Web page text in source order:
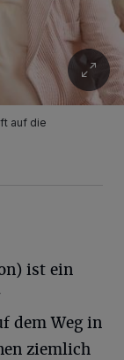
auf die
ist ein
dem Weg in
ziemlich